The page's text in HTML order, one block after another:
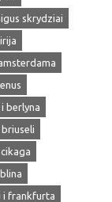
skrydziai
berlyna
i frankfurta